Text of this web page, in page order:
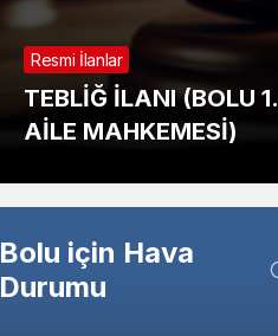
Resmi İlanlar
TEBLİĞ İLANI (BOLU 1.
AİLE MAHKEMESİ)
Bolu için Hava
Durumu